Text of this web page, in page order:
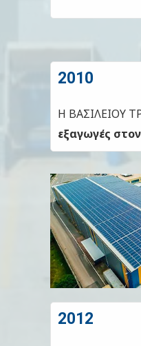
2010
Η ΒΑΣΙΛΕΙΟΥ
εξαγωγές
2012